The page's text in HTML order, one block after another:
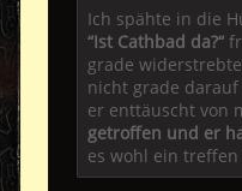
Ich spähte in die
“Ist Cathbad da?“
grade
nicht grade
er enttäuscht von
getroffen und er
es wohl ein